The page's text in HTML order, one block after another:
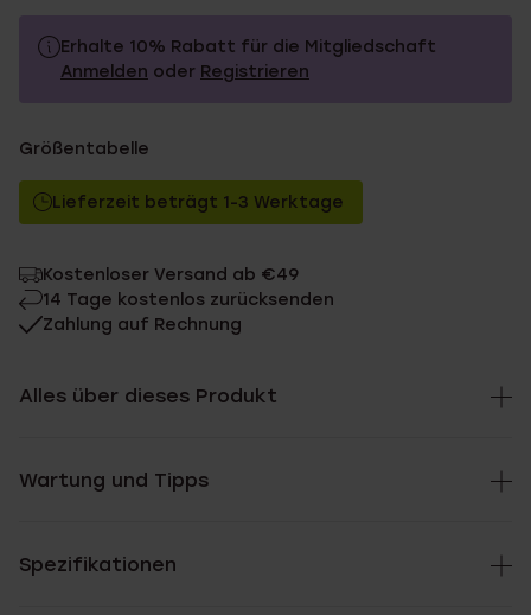
Erhalte 10% Rabatt für die Mitgliedschaft
Anmelden oder Registrieren
Ohne Mitgliederrabatt
Größentabelle
Lieferzeit beträgt 1-3 Werktage
Kostenloser Versand ab €49
14 Tage kostenlos zurücksenden
Zahlung auf Rechnung
Alles über dieses Produkt
Wartung und Tipps
Spezifikationen